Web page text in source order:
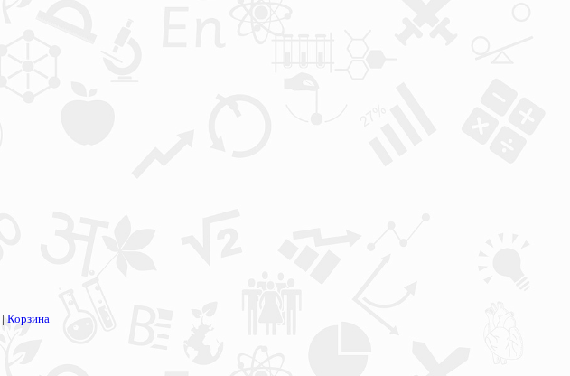
| Корзина